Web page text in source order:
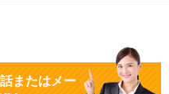
またはメー